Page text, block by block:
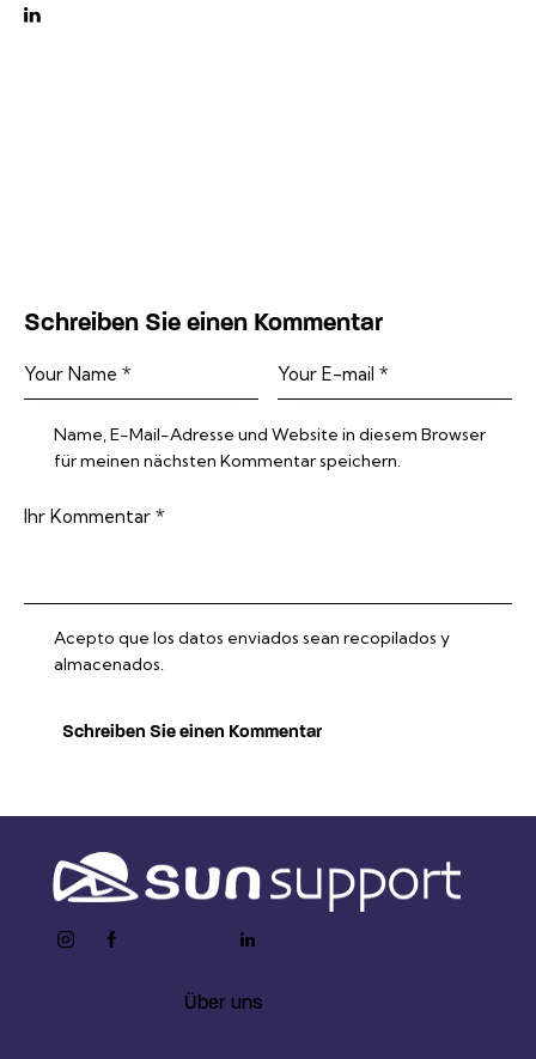
linkedin
Schreiben Sie einen Kommentar
Name, E-Mail-Adresse und Website in diesem Browser
für meinen nächsten Kommentar speichern.
Acepto que los datos enviados sean recopilados y
almacenados.
instagramfacebook- youtube2
linkedin
Über uns